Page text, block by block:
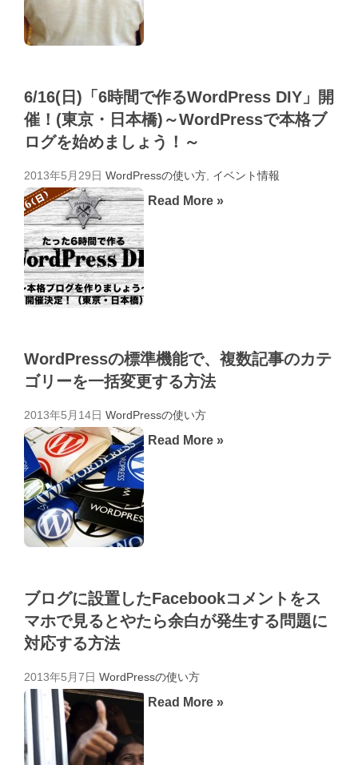
6/16(日)「6時間で作るWordPress DIY」開
催！(東京・日本橋)～WordPressで本格ブ
ログを始めましょう！～
2013年5月29日 WordPressの使い方 イベント情報
Read More »
WordPressの標準機能で、複数記事のカテ
ゴリーを一括変更する方法
2013年5月14日 WordPressの使い方
Read More »
ブログに設置したFacebookコメントをス
マホで見るとやたら余白が発生する問題に
対応する方法
2013年5月7日 WordPressの使い方
Read More »